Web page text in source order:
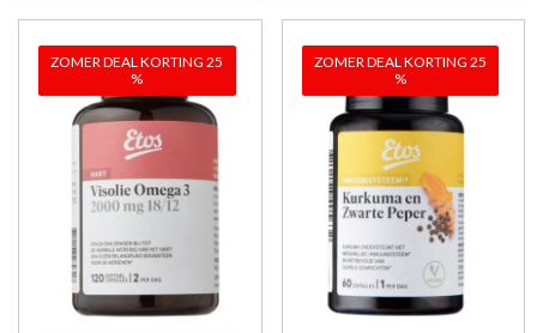
ZOMER DEAL KORTING 25
%
ZOMER DEAL KORTING 25
%